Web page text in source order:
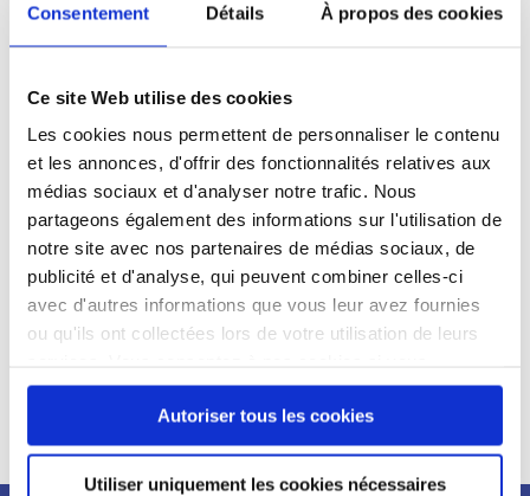
Consentement Détails À propos des cookies
Ce site Web utilise des cookies
Les cookies nous permettent de personnaliser le contenu
et les annonces, d'offrir des fonctionnalités relatives aux
médias sociaux et d'analyser notre trafic. Nous
partageons également des informations sur l'utilisation de
notre site avec nos partenaires de médias sociaux, de
publicité et d'analyse, qui peuvent combiner celles-ci
avec d'autres informations que vous leur avez fournies
ou qu'ils ont collectées lors de votre utilisation de leurs
continuez à utiliser notre site Web.
Autoriser tous les cookies
Utiliser uniquement les cookies nécessaires
candidat
Qualifications et diplômes :
Profil recherché :
Expérience :
Processus
de
recrutement